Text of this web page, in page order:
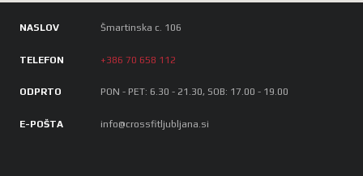
NASLOV Šmartinska c. 106
TELEFON +386 70 658 112
ODPRTO PON - PET: 6.30 - 21.30, SOB: 17.00 - 19.00
E-POŠTA info@crossfitljubljana.si